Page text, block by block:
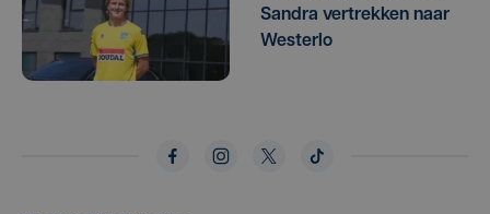
Sandra vertrekken naar
Westerlo